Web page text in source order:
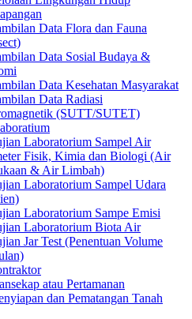
Data Flora dan Fauna
Data Sosial Budaya &
Data Kesehatan Masyarakat
Data Radiasi
(SUTT/SUTET)
Laboratorium Sampel Air
Fisik, Kimia dan Biologi (Air
& Air Limbah)
Laboratorium Sampel Udara
Laboratorium Sampe Emisi
Laboratorium Biota Air
Jar Test (Penentuan Volume
atau Pertamanan
dan Pematangan Tanah